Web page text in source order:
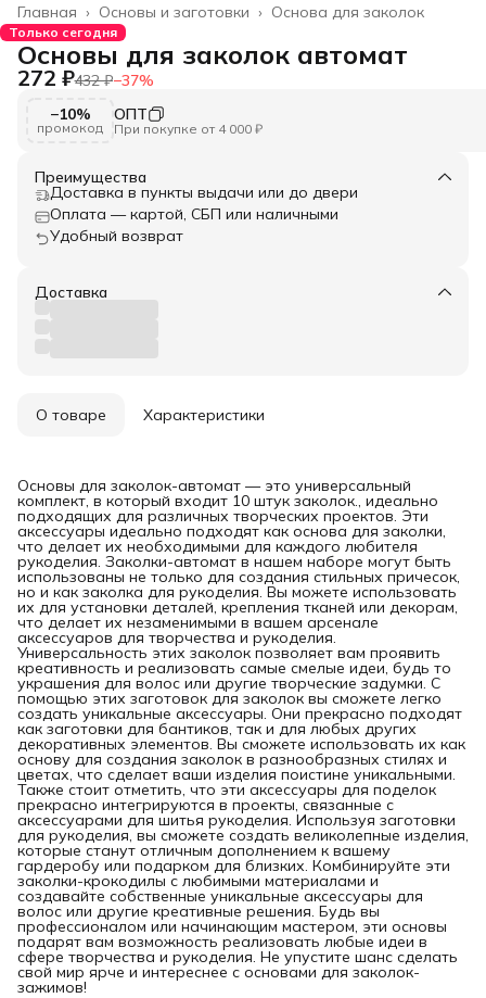
Основа для заколок
Основы и заготовки ›
Главная ›
Только сегодня
Основы для заколок автомат
272 ₽432 ₽−37%
−10%
промокод
ОПТ
При покупке от 4 000 ₽
Преимущества
Доставка в пункты выдачи или до двери
Оплата — картой, СБП или наличными
Удобный возврат
Доставка
О товаре Характеристики
Основы для заколок-автомат — это универсальный
комплект, в который входит 10 штук заколок., идеально
подходящих для различных творческих проектов. Эти
аксессуары идеально подходят как основа для заколки,
что делает их необходимыми для каждого любителя
рукоделия. Заколки-автомат в нашем наборе могут быть
использованы не только для создания стильных причесок,
но и как заколка для рукоделия. Вы можете использовать
их для установки деталей, крепления тканей или декорам,
что делает их незаменимыми в вашем арсенале
аксессуаров для творчества и рукоделия.
Универсальность этих заколок позволяет вам проявить
креативность и реализовать самые смелые идеи, будь то
украшения для волос или другие творческие задумки. С
помощью этих заготовок для заколок вы сможете легко
создать уникальные аксессуары. Они прекрасно подходят
как заготовки для бантиков, так и для любых других
декоративных элементов. Вы сможете использовать их как
основу для создания заколок в разнообразных стилях и
цветах, что сделает ваши изделия поистине уникальными.
Также стоит отметить, что эти аксессуары для поделок
прекрасно интегрируются в проекты, связанные с
аксессуарами для шитья рукоделия. Используя заготовки
для рукоделия, вы сможете создать великолепные изделия,
которые станут отличным дополнением к вашему
гардеробу или подарком для близких. Комбинируйте эти
заколки-крокодилы с любимыми материалами и
создавайте собственные уникальные аксессуары для
волос или другие креативные решения. Будь вы
профессионалом или начинающим мастером, эти основы
подарят вам возможность реализовать любые идеи в
сфере творчества и рукоделия. Не упустите шанс сделать
свой мир ярче и интереснее с основами для заколок-
зажимов!